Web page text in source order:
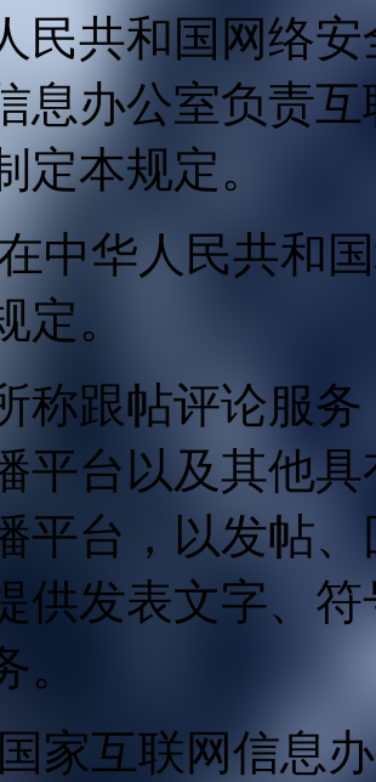
民共和国网络
息办公室负责
定本规定。
中华人民共和
定。
称跟帖评论服
平台以及其他
平台，以发帖
供发表文字、
。
家互联网信息